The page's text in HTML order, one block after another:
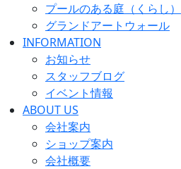
プールのある庭（くらし）
グランドアートウォール
INFORMATION
お知らせ
スタッフブログ
イベント情報
ABOUT US
会社案内
ショップ案内
会社概要